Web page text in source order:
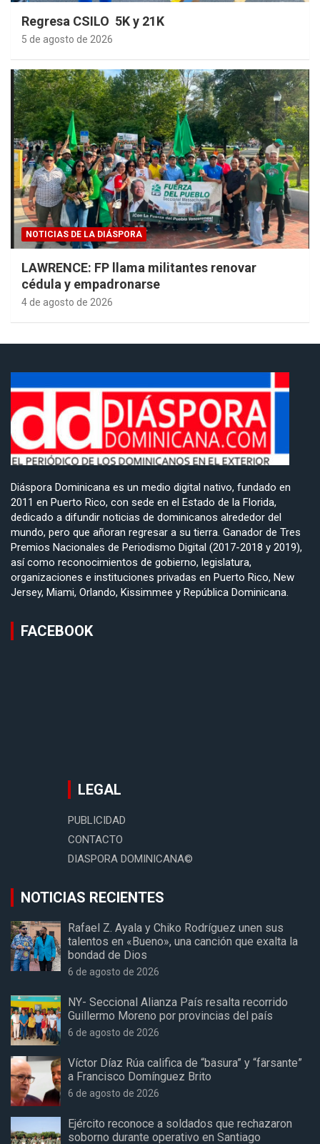
Regresa CSILO 5K y 21K
5 de agosto de 2026
NOTICIAS DE LA DIÁSPORA
LAWRENCE: FP llama militantes renovar
cédula y empadronarse
4 de agosto de 2026
Diáspora Dominicana es un medio digital nativo, fundado en
2011 en Puerto Rico, con sede en el Estado de la Florida,
dedicado a difundir noticias de dominicanos alrededor del
mundo, pero que añoran regresar a su tierra. Ganador de Tres
Premios Nacionales de Periodismo Digital (2017-2018 y 2019),
así como reconocimientos de gobierno, legislatura,
organizaciones e instituciones privadas en Puerto Rico, New
Jersey, Miami, Orlando, Kissimmee y República Dominicana.
FACEBOOK
LEGAL
PUBLICIDAD
CONTACTO
DIASPORA DOMINICANA©
NOTICIAS RECIENTES
Rafael Z. Ayala y Chiko Rodríguez unen sus
talentos en «Bueno», una canción que exalta la
bondad de Dios
6 de agosto de 2026
NY- Seccional Alianza País resalta recorrido
Guillermo Moreno por provincias del país
6 de agosto de 2026
Víctor Díaz Rúa califica de “basura” y “farsante”
a Francisco Domínguez Brito
6 de agosto de 2026
Ejército reconoce a soldados que rechazaron
soborno durante operativo en Santiago